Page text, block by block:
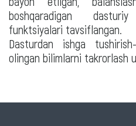
boshqaradigan
funktsiyalari tavsiflangan.
Dasturdan ishga
olingan bilimlarni takrorlash